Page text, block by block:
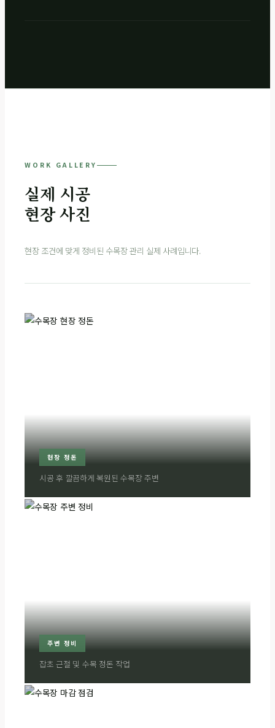
WORK GALLERY
실제 시공
현장 사진
현장 조건에 맞게 정비된 수목장 관리 실제 사례입니다.
현장 정돈
시공 후 깔끔하게 복원된 수목장 주변
주변 정비
잡초 근절 및 수목 정돈 작업